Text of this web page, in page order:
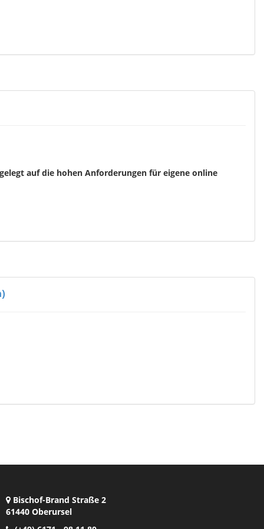
auf die hohen Anforderungen für eigene online
Bischof-Brand Straße 2
61440 Oberursel